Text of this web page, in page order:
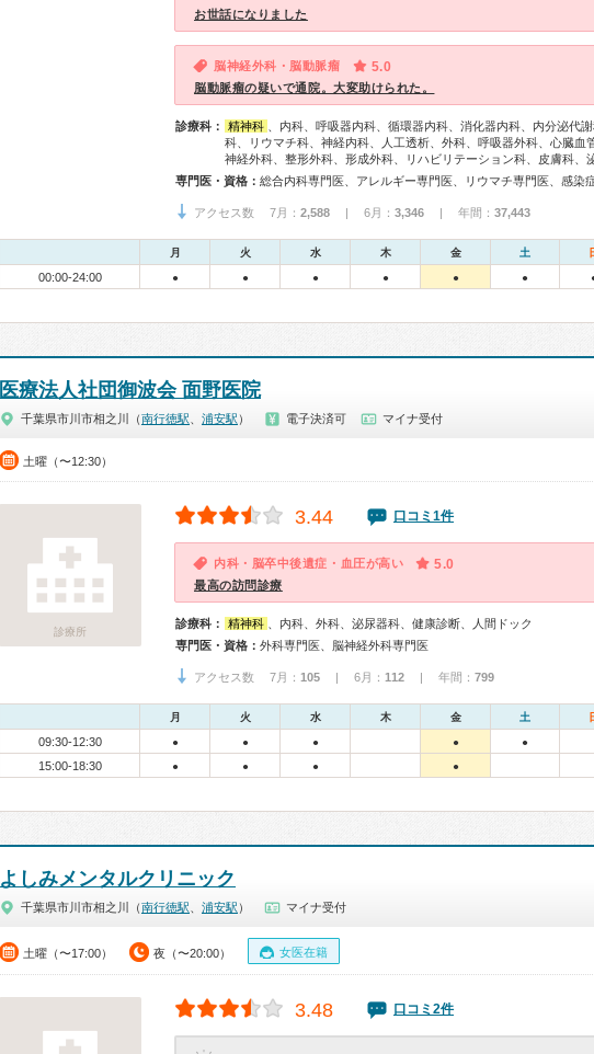
お世話になりました
脳神経外科・脳動脈瘤 5.0
脳動脈瘤の疑いで通院。大変助けられた。
診療科： 精神科
、内科、呼吸器内科、循環器内科、消化器内科、内分泌代
科、リウマチ科、神経内科、人工透析、外科、呼吸器外科、心臓血
神経外科、整形外科、形成外科、リハビリテーション科、皮膚科、
専門医・資格：
アクセス数 7月： 2,588 | 6月： 3,346 | 年間： 37,443
月 火 水 木 金 土
00:00-24:00 ● ● ● ● ● ●
医療法人社団御波会 面野医院
千葉県市川市相之川（南行徳駅 浦安駅 ） 電子決済可 マイナ受付
土曜（〜12:30）
診療所
3.44 口コミ1件
内科・脳卒中後遺症・血圧が高い 5.0
最高の訪問診療
診療科： 精神科
、内科、外科、泌尿器科、健康診断、人間ドック
専門医・資格： 外科専門医、脳神経外科専門医
アクセス数 7月： 105 | 6月： 112 | 年間： 799
月 火 水 木 金 土
09:30-12:30 ● ● ● ● ●
15:00-18:30 ● ● ● ●
よしみメンタルクリニック
千葉県市川市相之川（南行徳駅 浦安駅 ） マイナ受付
土曜（〜17:00） 夜（〜20:00） 女医在籍
3.48 口コミ2件